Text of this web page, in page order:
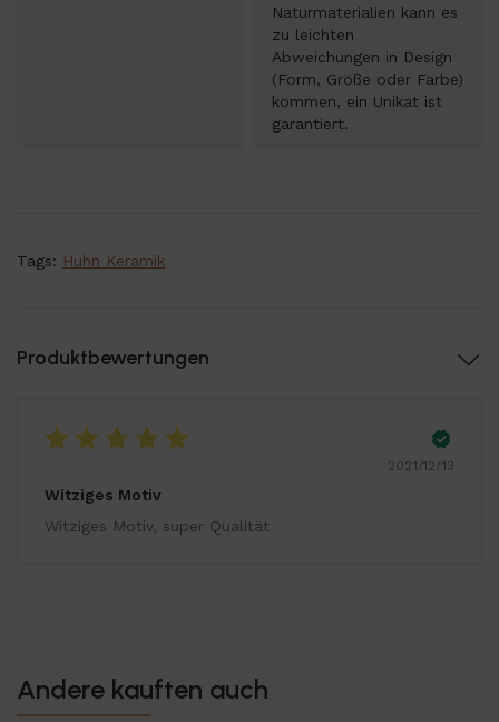
Naturmaterialien kann es
zu leichten
Abweichungen in Design
(Form, Größe oder Farbe)
kommen, ein Unikat ist
garantiert.
Tags: Huhn Keramik
Produktbewertungen
2021/12/13
Witziges Motiv
Witziges Motiv, super Qualität
Andere kauften auch